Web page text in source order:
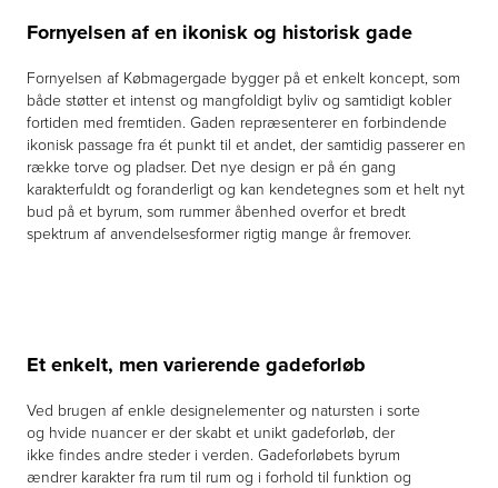
Fornyelsen af en ikonisk og historisk gade
Fornyelsen af Købmagergade bygger på et enkelt koncept, som
både støtter et intenst og mangfoldigt byliv og samtidigt kobler
fortiden med fremtiden. Gaden repræsenterer en forbindende
ikonisk passage fra ét punkt til et andet, der samtidig passerer en
række torve og pladser. Det nye design er på én gang
karakterfuldt og foranderligt og kan kendetegnes som et helt nyt
bud på et byrum, som rummer åbenhed overfor et bredt
spektrum af anvendelsesformer rigtig mange år fremover.
Et enkelt, men varierende gadeforløb
Ved brugen af enkle designelementer og natursten i sorte
og hvide nuancer er der skabt et unikt gadeforløb, der
ikke findes andre steder i verden. Gadeforløbets byrum
ændrer karakter fra rum til rum og i forhold til funktion og